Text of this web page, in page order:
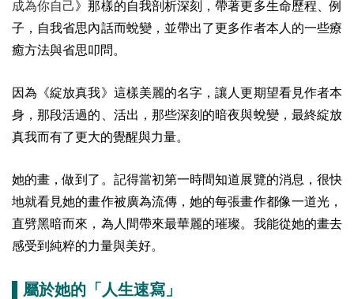
成為你自己》那樣的自我剖析深刻，帶著更多生命歷程、例
子，自我省思內話而蛻變，並帶出了更多作者本人的一些療
癒方法與省思叩問。
因為《綻放真我》這樣美麗的名字，讓人更期望看見作者本
身，那段活過的、活出，那些深刻的暗夜與蛻變，最終綻放
真我而有了更大的覺醒與力量。
她的畫，做到了。記得當初第一時間知道展覽的消息，很快
地就看見她的畫作被廣為流傳，她的每張畫作都像一道光，
直劈黑暗而來，為人間帶來最華麗的璀璨。我能從她的畫去
感受到純粹的力量與美好。
▌屬於她的「人生速寫」